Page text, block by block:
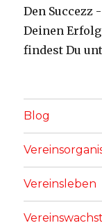
Den Succezz
Deinen
findest Du
Blog
Vereinsleben